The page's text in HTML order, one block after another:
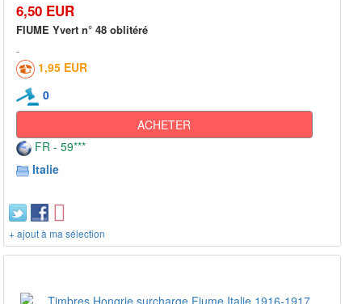
6,50 EUR
FIUME Yvert n° 48 oblitéré
1,95 EUR
0
ACHETER
FR - 59***
Italie
+ ajout à ma sélection